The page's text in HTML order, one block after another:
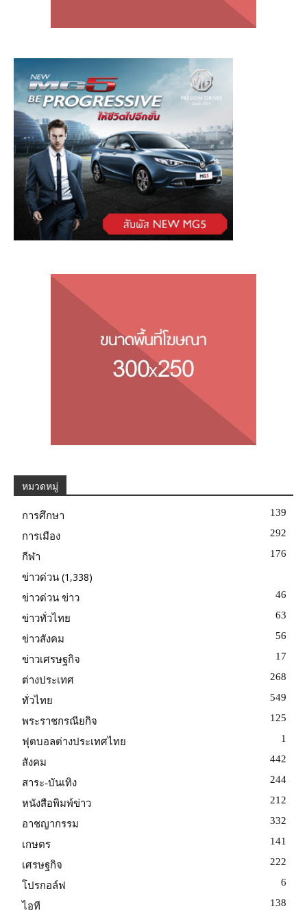
หมวดหมู่
การศึกษา 139
การเมือง 292
กีฬา 176
ข่าวด่วน (1,338)
ข่าวด่วน ข่าว 46
ข่าวทั่วไทย 63
ข่าวสังคม 56
ข่าวเศรษฐกิจ 17
ต่างประเทศ 268
ทั่วไทย 549
พระราชกรณียกิจ 125
ฟุตบอลต่างประเทศไทย 1
สังคม 442
สาระ-บันเทิง 244
หนังสือพิมพ์ข่าว 212
อาชญากรรม 332
เกษตร 141
เศรษฐกิจ 222
โปรกอล์ฟ 6
ไอที 138